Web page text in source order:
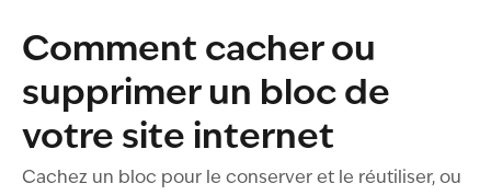
Comment cacher ou
supprimer un bloc de
votre site internet
Cachez un bloc pour le conserver et le réutiliser, ou